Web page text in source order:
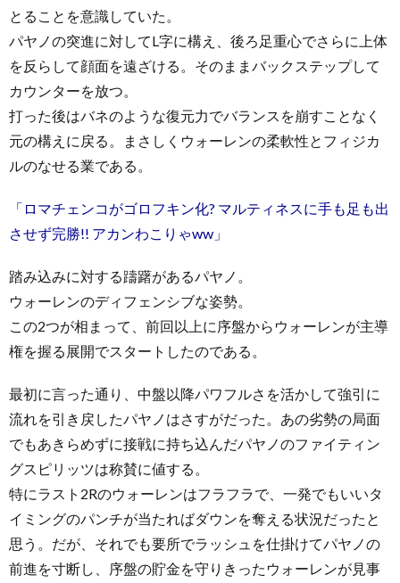
とることを意識していた。
パヤノの突進に対してL字に構え、後ろ足重心でさらに上体
を反らして顔面を遠ざける。そのままバックステップして
カウンターを放つ。
打った後はバネのような復元力でバランスを崩すことなく
元の構えに戻る。まさしくウォーレンの柔軟性とフィジカ
ルのなせる業である。
「ロマチェンコがゴロフキン化? マルティネスに手も足も出
させず完勝!! アカンわこりゃww」
踏み込みに対する躊躇があるパヤノ。
ウォーレンのディフェンシブな姿勢。
この2つが相まって、前回以上に序盤からウォーレンが主導
権を握る展開でスタートしたのである。
最初に言った通り、中盤以降パワフルさを活かして強引に
流れを引き戻したパヤノはさすがだった。あの劣勢の局面
でもあきらめずに接戦に持ち込んだパヤノのファイティン
グスピリッツは称賛に値する。
特にラスト2Rのウォーレンはフラフラで、一発でもいいタ
イミングのパンチが当たればダウンを奪える状況だったと
思う。だが、それでも要所でラッシュを仕掛けてパヤノの
前進を寸断し、序盤の貯金を守りきったウォーレンが見事